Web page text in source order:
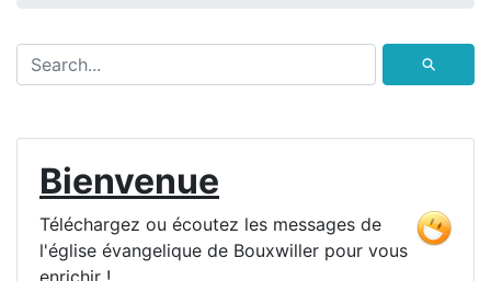
⚲
Bienvenue
Téléchargez ou écoutez les messages de
l'église évangelique de Bouxwiller pour vous
enrichir !